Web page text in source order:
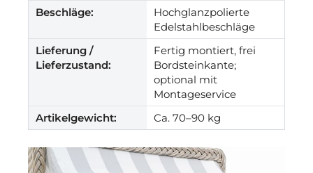
Beschläge:
Hochglanzpolierte
Edelstahlbeschläge
Lieferung /
Lieferzustand:
Fertig montiert, frei
Bordsteinkante;
optional mit
Montageservice
Artikelgewicht:
Ca. 70–90 kg